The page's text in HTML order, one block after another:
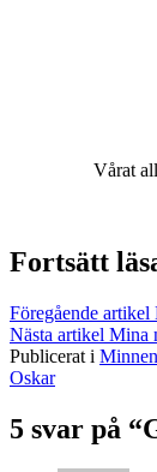
Vårat
Fortsätt
Föregående artikel
Nästa artikel Mina
Publicerat i Minnen
Oskar
5 svar på